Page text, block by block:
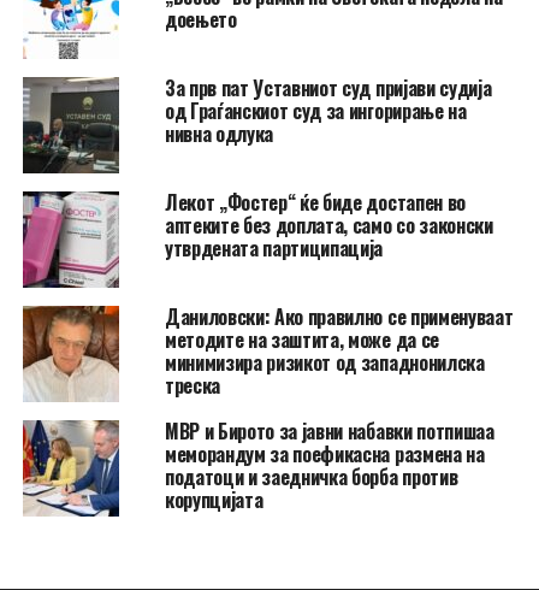
доењето
За прв пат Уставниот суд пријави судија
од Граѓанскиот суд за ингорирање на
нивна одлука
Лекот „Фостер“ ќе биде достапен во
аптеките без доплата, само со законски
утврдената партиципација
Даниловски: Ако правилно се применуваат
методите на заштита, може да се
минимизира ризикот од западнонилска
треска
МВР и Бирото за јавни набавки потпишаа
меморандум за поефикасна размена на
податоци и заедничка борба против
корупцијата